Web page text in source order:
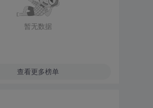
暂无数据
查看更多榜单